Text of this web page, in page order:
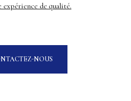
de qualité.
NOUS